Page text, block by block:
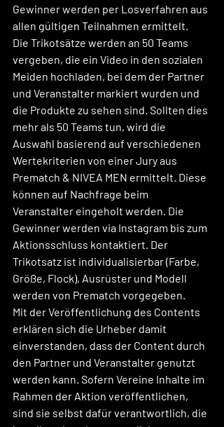
Gewinner werden per Losverfahren aus
allen gültigen Teilnahmen ermittelt.
Die Trikotsätze werden an 50 Teams
vergeben, die ein Video in den sozialen
Meiden hochladen, bei dem der Partner
und Veranstalter markiert wurden und
die Produkte zu sehen sind. Sollten dies
mehr als 50 Teams tun, wird die
Auswahl basierend auf verschiedenen
Wertekriterien von einer Jury aus
Prematch & NIVEA MEN ermittelt. Diese
können auf Nachfrage beim
Veranstalter eingeholt werden. Die
Gewinner werden via Instagram bis zum
Aktionsschluss kontaktiert. Der
Trikotsatz ist individualisierbar (Farbe,
Größe, Flock), Ausrüster und Modell
werden von Prematch vorgegeben.
Mit der Veröffentlichung des Contents
erklären sich die Urheber damit
einverstanden, dass der Content durch
den Partner und Veranstalter genutzt
werden kann. Sofern Vereine Inhalte im
Rahmen der Aktion veröffentlichen,
sind sie selbst dafür verantwortlich, die